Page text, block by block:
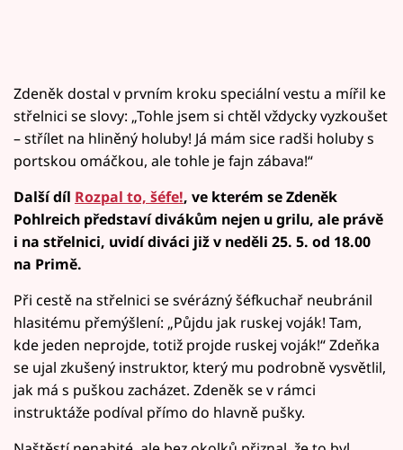
Zdeněk dostal v prvním kroku speciální vestu a mířil ke
střelnici se slovy: „Tohle jsem si chtěl vždycky vyzkoušet
– střílet na hliněný holuby! Já mám sice radši holuby s
portskou omáčkou, ale tohle je fajn zábava!“
Další díl Rozpal to, šéfe!, ve kterém se Zdeněk
Pohlreich představí divákům nejen u grilu, ale právě
i na střelnici, uvidí diváci již v neděli 25. 5. od 18.00
na Primě.
Při cestě na střelnici se svérázný šéfkuchař neubránil
hlasitému přemýšlení: „Půjdu jak ruskej voják! Tam,
kde jeden neprojde, totiž projde ruskej voják!“ Zdeňka
se ujal zkušený instruktor, který mu podrobně vysvětlil,
jak má s puškou zacházet. Zdeněk se v rámci
instruktáže podíval přímo do hlavně pušky.